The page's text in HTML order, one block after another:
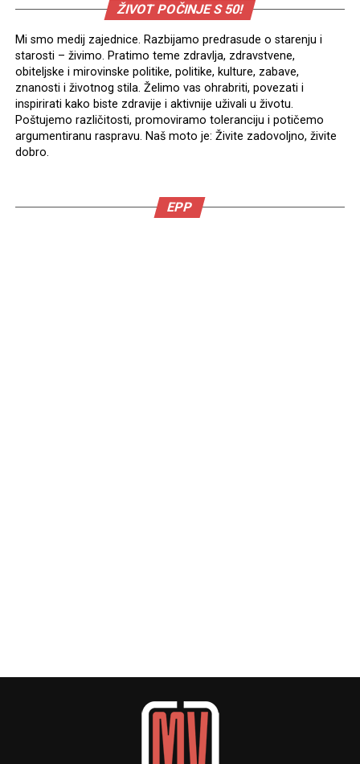
ŽIVOT POČINJE S 50!
Mi smo medij zajednice. Razbijamo predrasude o starenju i
starosti – živimo. Pratimo teme zdravlja, zdravstvene,
obiteljske i mirovinske politike, politike, kulture, zabave,
znanosti i životnog stila. Želimo vas ohrabriti, povezati i
inspirirati kako biste zdravije i aktivnije uživali u životu.
Poštujemo različitosti, promoviramo toleranciju i potičemo
argumentiranu raspravu. Naš moto je: Živite zadovoljno, živite
dobro.
EPP